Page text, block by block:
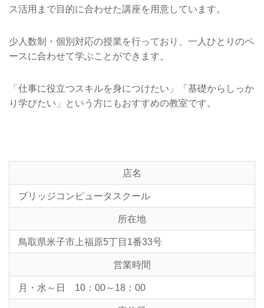
ス活用まで目的に合わせた講座を用意しています。
少人数制・個別対応の授業を行っており、一人ひとりのペ
ースに合わせて学ぶことができます。
「仕事に役立つスキルを身につけたい」「基礎からしっか
り学びたい」という方にもおすすめの教室です。
店名
ブリッジコンピュータスクール
所在地
鳥取県米子市上福原5丁目1番33号
営業時間
月・水～日 10：00～18：00